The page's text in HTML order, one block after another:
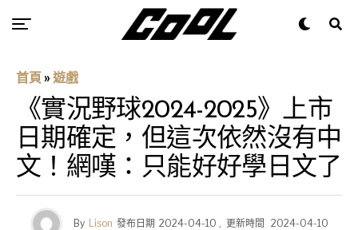
首頁 » 遊戲
《實況野球2024-2025》上市
日期確定，但這次依然沒有中
文！網嘆：只能好好學日文了
By Lison 發布日期 2024-04-10 , 更新時間 2024-04-10